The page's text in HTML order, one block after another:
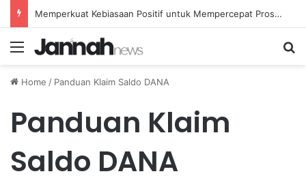
Memperkuat Kebiasaan Positif untuk Mempercepat Proses Pemulihan Mental Anda
Menu
Home / Panduan Klaim Saldo DANA
Panduan Klaim
Saldo DANA